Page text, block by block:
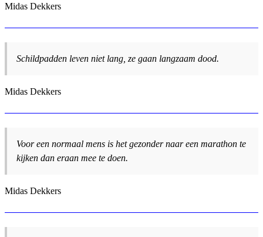
Midas Dekkers
Schildpadden leven niet lang, ze gaan langzaam dood.
Midas Dekkers
Voor een normaal mens is het gezonder naar een marathon te
kijken dan eraan mee te doen.
Midas Dekkers